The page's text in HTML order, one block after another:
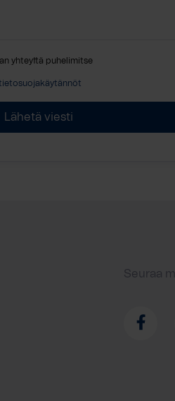
yhteyttä puhelimitse
Seuraa